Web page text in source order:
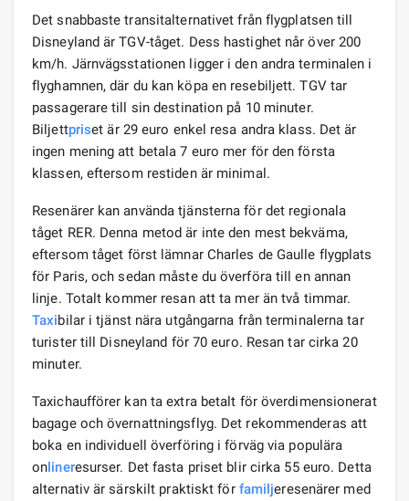
Det snabbaste transitalternativet från flygplatsen till
Disneyland är TGV-tåget. Dess hastighet når över 200
km/h. Järnvägsstationen ligger i den andra terminalen i
flyghamnen, där du kan köpa en resebiljett. TGV tar
passagerare till sin destination på 10 minuter.
Biljettpriset är 29 euro enkel resa andra klass. Det är
ingen mening att betala 7 euro mer för den första
klassen, eftersom restiden är minimal.
Resenärer kan använda tjänsterna för det regionala
tåget RER. Denna metod är inte den mest bekväma,
eftersom tåget först lämnar Charles de Gaulle flygplats
för Paris, och sedan måste du överföra till en annan
linje. Totalt kommer resan att ta mer än två timmar.
Taxibilar i tjänst nära utgångarna från terminalerna tar
turister till Disneyland för 70 euro. Resan tar cirka 20
minuter.
Taxichaufförer kan ta extra betalt för överdimensionerat
bagage och övernattningsflyg. Det rekommenderas att
boka en individuell överföring i förväg via populära
onlineresurser. Det fasta priset blir cirka 55 euro. Detta
alternativ är särskilt praktiskt för familjeresenärer med